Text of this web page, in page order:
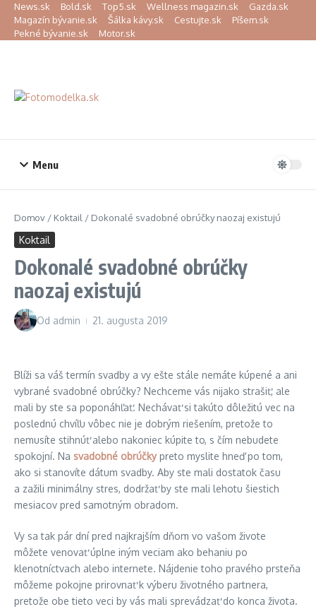
Preskočiť na obsah
News.sk Bold.sk Top5.sk Wellness magazin.sk
Gazda.sk
Magazín bývanie.sk
Šálka kávy.sk Cestujte.sk
Píšem.sk
Pekné bývanie.sk
Motor.sk
Menu
Domov / Koktail / Dokonalé svadobné obrúčky naozaj existujú
Koktail
Dokonalé svadobné obrúčky
naozaj existujú
Od admin 21. augusta 2019
Blíži sa váš termín svadby a vy ešte stále nemáte kúpené a ani
vybrané svadobné obrúčky? Nechceme vás nijako strašiť, ale
mali by ste sa poponáhľať. Nechávať si takúto dôležitú vec na
poslednú chvíľu vôbec nie je dobrým riešením, pretože to
nemusíte stihnúť alebo nakoniec kúpite to, s čím nebudete
spokojní. Na svadobné obrúčkypreto myslite hneď po tom,
ako si stanovíte dátum svadby. Aby ste mali dostatok času
a zažili minimálny stres, dodržať by ste mali lehotu šiestich
mesiacov pred samotným obradom.
Vy sa tak pár dní pred najkrajším dňom vo vašom živote
môžete venovať úplne iným veciam ako behaniu po
klenotníctvach alebo internete. Nájdenie toho pravého prsteňa
môžeme pokojne prirovnať k výberu životného partnera,
pretože obe tieto veci by vás mali sprevádzať do konca života.